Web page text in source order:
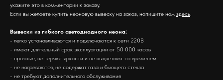
укажите это в комментарии к заказу.
Если вы желаете купить неоновую вывеску на заказ, напишите нам здесь.
Вывески из гибкого светодиодного неона:
- легко устанавливаются и подключаются к сети 220В
- имеют длительный срок эксплуатации от 50 000 часов
- прочные, не теряют яркости и не выцветают со временем
- не нагреваются, не содержат газа и бьющего стекла
- не требуют дополнительного обслуживания